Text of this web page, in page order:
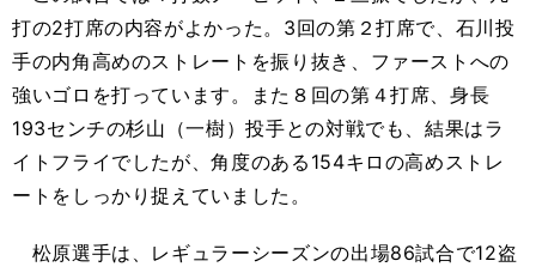
打の2打席の内容がよかった。3回の第２打席で、石川投
手の内角高めのストレートを振り抜き、ファーストへの
強いゴロを打っています。また８回の第４打席、身長
193センチの杉山（一樹）投手との対戦でも、結果はラ
イトフライでしたが、角度のある154キロの高めストレ
ートをしっかり捉えていました。
松原選手は、レギュラーシーズンの出場86試合で12盗